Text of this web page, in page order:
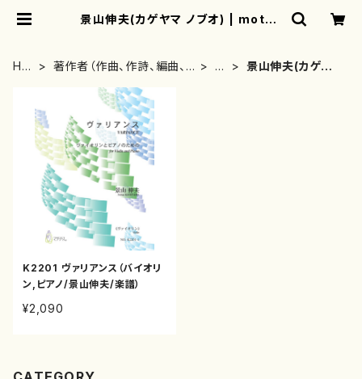
景山伸夫(カゲヤマ ノブオ) | mothe
HO
著作者（作曲、作詩、編曲、
か
景山伸夫(カゲヤ
K2201 ヴァリアンス（バイオリ
ン,ピアノ/景山伸夫/楽譜）
¥2,090